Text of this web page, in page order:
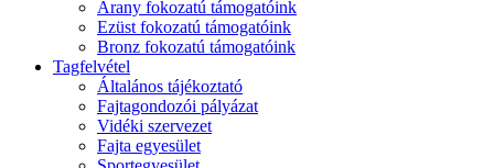
Arany fokozatú támogatóink
Ezüst fokozatú támogatóink
Bronz fokozatú támogatóink
Tagfelvétel
Általános tájékoztató
Fajtagondozói pályázat
Vidéki szervezet
Fajta egyesület